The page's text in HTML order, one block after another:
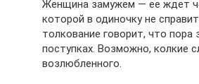
Женщина замужем — ее ждет
которой в одиночку не
толкование говорит, что пора
поступках. Возможно, колкие
возлюбленного.